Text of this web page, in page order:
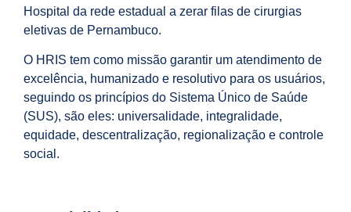
Hospital da rede estadual a zerar filas de cirurgias
eletivas de Pernambuco.
O HRIS tem como missão garantir um atendimento de
excelência, humanizado e resolutivo para os usuários,
seguindo os princípios do Sistema Único de Saúde
(SUS), são eles: universalidade, integralidade,
equidade, descentralização, regionalização e controle
social.